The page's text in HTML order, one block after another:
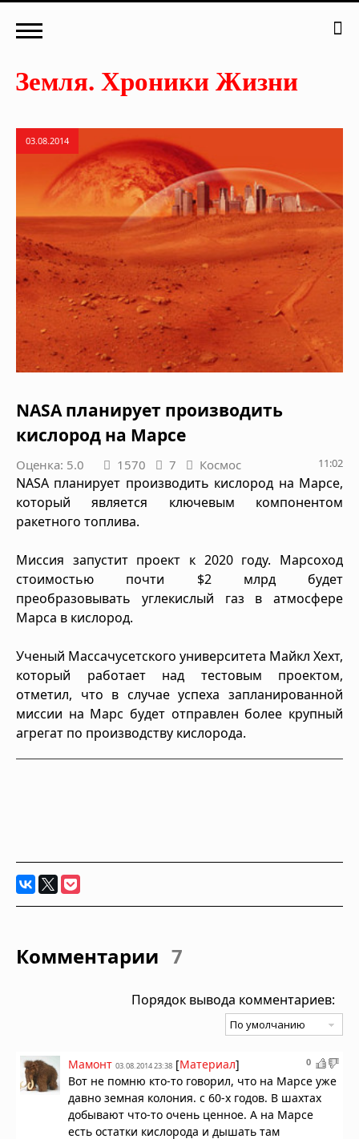
03.08.2014
NASA планирует производить
кислород на Марсе
Оценка: 5.0 1570 7 Космос 11:02
NASA планирует производить кислород на Марсе,
который является ключевым компонентом
ракетного топлива.
Миссия запустит проект к 2020 году. Марсоход
стоимостью почти $2 млрд будет
преобразовывать углекислый газ в атмосфере
Марса в кислород.
Ученый Массачусетского университета Майкл Хехт,
который работает над тестовым проектом,
отметил, что в случае успеха запланированной
миссии на Марс будет отправлен более крупный
агрегат по производству кислорода.
Комментарии 7
Порядок вывода комментариев:
0
Мамонт 03.08.2014 23:38 [Материал]
Вот не помню кто-то говорил, что на Марсе уже
давно земная колония. с 60-х годов. В шахтах
добывают что-то очень ценное. А на Марсе
есть остатки кислорода и дышать там